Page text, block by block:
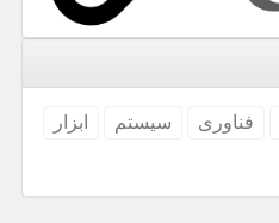
فناوری سیستم
ابزار